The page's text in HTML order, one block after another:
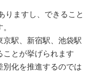
りますし、できること
京駅、新宿駅、池袋駅
ことが挙げられます
別化を推進するのでは